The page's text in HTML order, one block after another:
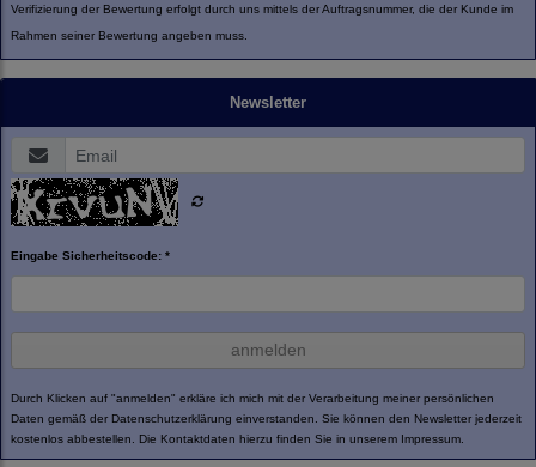
Verifizierung der Bewertung erfolgt durch uns mittels der Auftragsnummer, die der Kunde im
Rahmen seiner Bewertung angeben muss.
Newsletter
Eingabe Sicherheitscode: *
anmelden
Durch Klicken auf "anmelden" erkläre ich mich mit der Verarbeitung meiner persönlichen
Daten gemäß der Datenschutzerklärung einverstanden. Sie können den Newsletter jederzeit
kostenlos abbestellen. Die Kontaktdaten hierzu finden Sie in unserem Impressum.